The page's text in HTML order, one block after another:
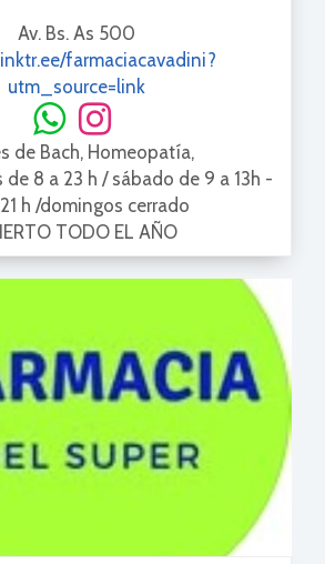
Av. Bs. As 500
farmaciacavadini?
utm_source=link
de Bach, Homeopatía,
de 8 a 23 h / sábado de 9 a 13h -
21 h /domingos cerrado
TODO EL AÑO